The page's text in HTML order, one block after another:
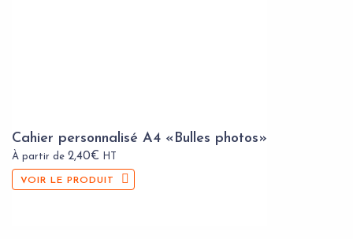
Cahier personnalisé A4 «Bulles photos»
À partir de 2,40€ HT
VOIR LE PRODUIT